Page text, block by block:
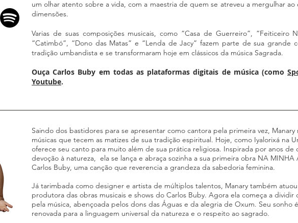
um olhar atento sobre a vida, com a maestria de quem se atreveu a mergulhar
dimensões.
Varias de suas composições musicais, como “Casa de Guerreiro”, “Feiticeiro
“Catimbó”, “Dono das Matas” e “Lenda de Jacy” fazem parte de sua grande
tradição umbandista e se transformaram hoje em clássicos da música Sagrada.
Ouça Carlos Buby em todas as plataformas digitais de música (como
Youtube.
Saindo dos bastidores para se apresentar como cantora pela primeira vez, Manary
músicas que tecem as matizes de sua tradição espiritual. Hoje, como Iyalorixá na
oferece seu canto para muito além de sua prática religiosa. Inspirada por anos de
devoção à natureza, ela se lança e abraça sozinha a sua primeira obra NA
Carlos Buby, uma canção que reverencia a grandeza da sabedoria feminina.
Já tarimbada como designer e artista de múltiplos talentos, Manary também
produtora das obras musicais e shows do Carlos Buby. Agora ela começa a dividir
pela música, abençoada pelos dons das Águas e da alegria de Oxum. Seu sonho
renovada para a linguagem universal da natureza e o respeito ao sagrado.